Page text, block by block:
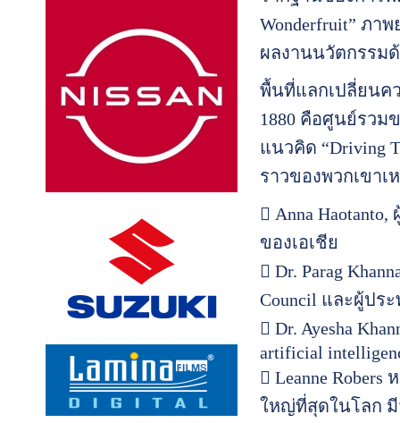
Wonderfruit” ภ
ผลงานนวัตกรรม
พื้นที่แลกเปลี่ยนค
1880 คือศูนย์รว
แนวคิด “Driving
ราวของพวกเขาเ
 Anna
ของเอเชีย
 Dr. Parag
Council และผู้ประ
 Dr. Ayesha
artificial
 Leanne
ใหญ่ที่สุดในโลก มี